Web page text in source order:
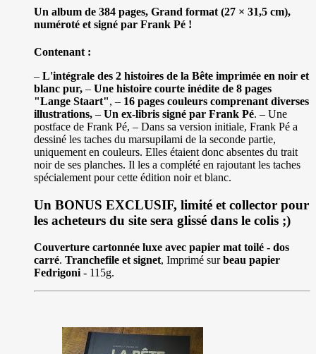
Un album de 384 pages, Grand format (27 × 31,5 cm),
numéroté et signé par Frank Pé !
Contenant :
– L'intégrale des 2 histoires de la Bête imprimée en noir et
blanc pur, – Une histoire courte inédite de 8 pages
"Lange Staart", – 16 pages couleurs comprenant diverses
illustrations, – Un ex-libris signé par Frank Pé. – Une
postface de Frank Pé, – Dans sa version initiale, Frank Pé a
dessiné les taches du marsupilami de la seconde partie,
uniquement en couleurs. Elles étaient donc absentes du trait
noir de ses planches. Il les a complété en rajoutant les taches
spécialement pour cette édition noir et blanc.
Un BONUS EXCLUSIF, limité et collector pour
les acheteurs du site sera glissé dans le colis ;)
Couverture cartonnée luxe avec papier mat toilé - dos
carré. Tranchefile et signet, Imprimé surbeau papier
Fedrigoni - 115g.